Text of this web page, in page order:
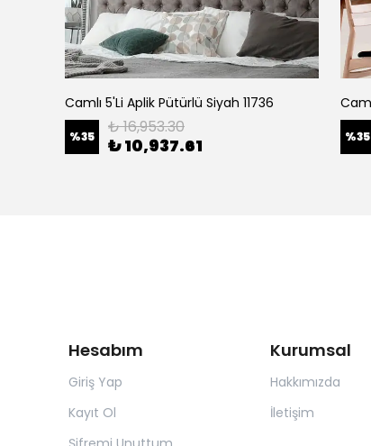
Camlı 5'Li Aplik Pütürlü Siyah 11736
%35 ₺ 16,953.30
₺ 10,937.61 %35
Hesabım
Giriş Yap
Kayıt Ol
Kurumsal
Hakkımızda
İletişim